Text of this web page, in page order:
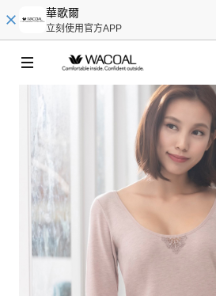
華歌爾
立刻使用官方APP